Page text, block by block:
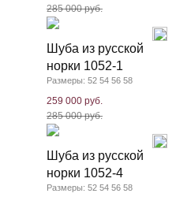
285 000 руб.
Шуба из русской
норки 1052-1
Размеры: 52 54 56 58
259 000 руб.
285 000 руб.
Шуба из русской
норки 1052-4
Размеры: 52 54 56 58